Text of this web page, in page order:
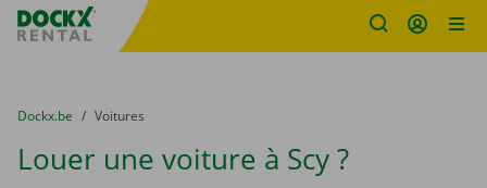
sitename
You are here:
du
Dockx.be to
Voitures
Louer une voiture à Scy ?